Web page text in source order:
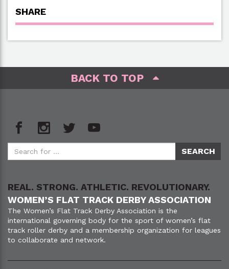
SHARE
BACK TO TOP
REAL. STRONG. ATHLETIC. REVOLUTIONARY.
WOMEN’S FLAT TRACK DERBY ASSOCIATION
The Women’s Flat Track Derby Association is the
international governing body for the sport of women’s flat
track roller derby and a membership organization for leagues
to collaborate and network.